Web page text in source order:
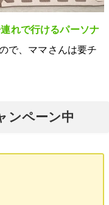
連れで行けるパーソナ
で、ママさんは要チ
ンペーン中